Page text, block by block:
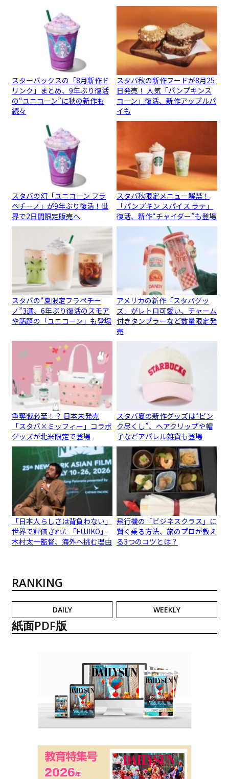
スターバックスの「8月新作ド
リンク」まとめ、9年ぶり復活
の“ユニコーン”に秋の新作も
続々
スタバ秋の新作フードが8月25
日発売！ 人気「パンプキンス
コーン」復活、新作アップルパ
イも
スタバの幻「ユニコーン フラ
ペチーノ」が9年ぶり復活！世
界で2日間限定販売へ
スタバ秋限定メニュー解禁！
「パンプキン スパイス ラテ」
復活、新作“チャイダー”も登場
スタバの“夏限定フラペチー
ノ”3選、6年ぶり復活のスモア
や話題の「ユニコーン」も登場
アメリカの新作「スタバグッ
ズ」がレトロ可愛い、チャーム
付きタンブラーなど数量限定発
売
争奪戦必至！？ 日本未発売
「スタバ×ミッフィー」コラボ
グッズが北米限定で登場
スタバ夏の新作グッズは“ピン
ク尽くし”、ヘアクリップや帽
子などアパレル雑貨も登場
「日本人らしさは背負わない」
世界で評価された「FUJIKO」
木村太一監督、海外へ挑む理由
飛行機の「ビジネスクラス」に
賢く乗る方法、旅のプロが教え
る3つのコツとは？
RANKING
DAILY WEEKLY
紙面PDF版